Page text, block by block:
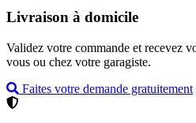
Livraison à domicile
Validez votre commande et recevez
vous ou chez votre garagiste.
Faites votre demande gratuitement